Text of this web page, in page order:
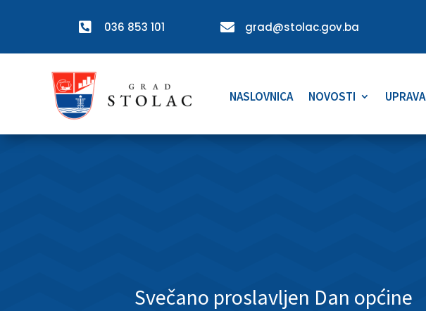
 036 853 101  grad@stolac.gov.ba
NASLOVNICA NOVOSTI UPRAVA
Svečano proslavljen Dan općine